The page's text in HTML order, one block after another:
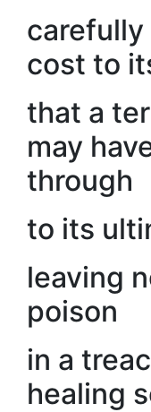
carefully
cost to
that a
may
through
to its
leaving
poison
in a
healing